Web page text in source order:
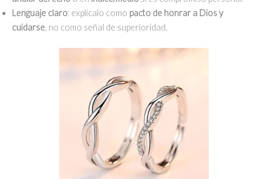
Lenguaje claro: explícalo como pacto de honrar a Dios y
cuidarse, no como señal de superioridad.